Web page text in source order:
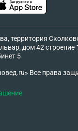
территория
дом 42 строение
5
Все права